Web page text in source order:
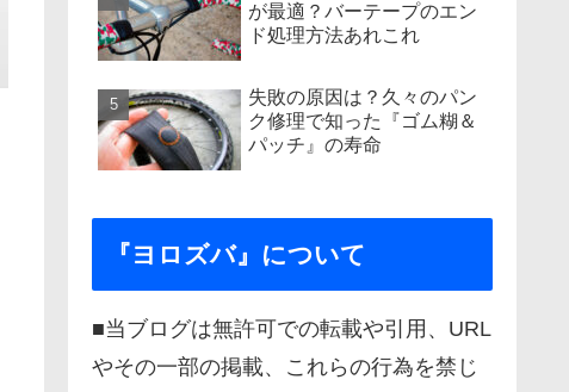
が最適？バーテープのエン
ド処理方法あれこれ
失敗の原因は？久々のパン
ク修理で知った『ゴム糊＆
パッチ』の寿命
『ヨロズバ』について
■当ブログは無許可での転載や引用、URL
やその一部の掲載、これらの行為を禁じ